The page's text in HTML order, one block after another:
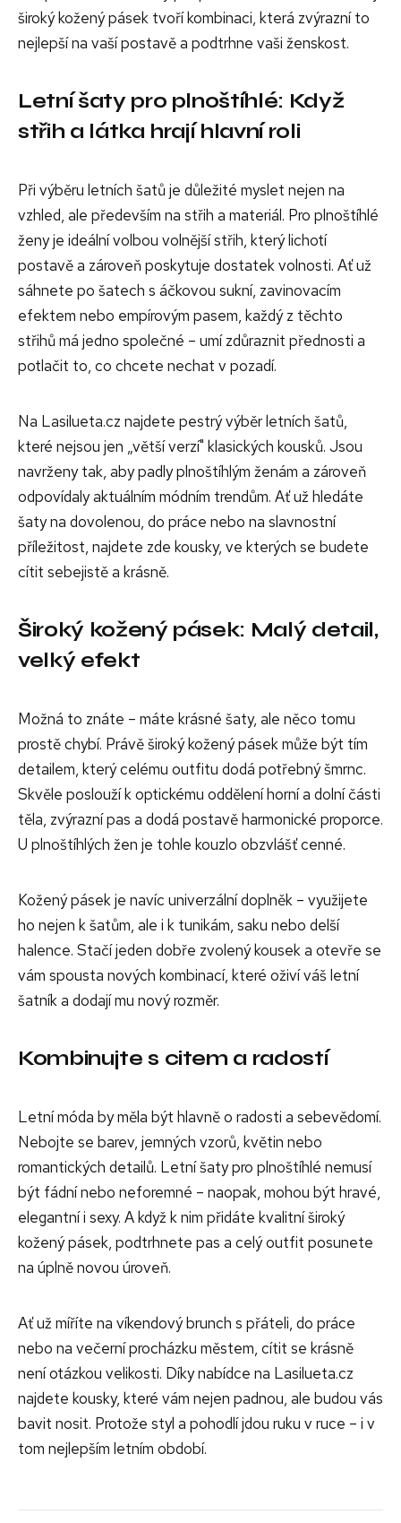
široký kožený pásek tvoří kombinaci, která zvýrazní to
nejlepší na vaší postavě a podtrhne vaši ženskost.
Letní šaty pro plnoštíhlé: Když
střih a látka hrají hlavní roli
Při výběru letních šatů je důležité myslet nejen na
vzhled, ale především na střih a materiál. Pro plnoštíhlé
ženy je ideální volbou volnější střih, který lichotí
postavě a zároveň poskytuje dostatek volnosti. Ať už
sáhnete po šatech s áčkovou sukní, zavinovacím
efektem nebo empírovým pasem, každý z těchto
střihů má jedno společné – umí zdůraznit přednosti a
potlačit to, co chcete nechat v pozadí.
Na Lasilueta.cz najdete pestrý výběr letních šatů,
které nejsou jen „větší verzí" klasických kousků. Jsou
navrženy tak, aby padly plnoštíhlým ženám a zároveň
odpovídaly aktuálním módním trendům. Ať už hledáte
šaty na dovolenou, do práce nebo na slavnostní
příležitost, najdete zde kousky, ve kterých se budete
cítit sebejistě a krásně.
Široký kožený pásek: Malý detail,
velký efekt
Možná to znáte – máte krásné šaty, ale něco tomu
prostě chybí. Právě široký kožený pásek může být tím
detailem, který celému outfitu dodá potřebný šmrnc.
Skvěle poslouží k optickému oddělení horní a dolní části
těla, zvýrazní pas a dodá postavě harmonické proporce.
U plnoštíhlých žen je tohle kouzlo obzvlášť cenné.
Kožený pásek je navíc univerzální doplněk – využijete
ho nejen k šatům, ale i k tunikám, saku nebo delší
halence. Stačí jeden dobře zvolený kousek a otevře se
vám spousta nových kombinací, které oživí váš letní
šatník a dodají mu nový rozměr.
Kombinujte s citem a radostí
Letní móda by měla být hlavně o radosti a sebevědomí.
Nebojte se barev, jemných vzorů, květin nebo
romantických detailů. Letní šaty pro plnoštíhlé nemusí
být fádní nebo neforemné – naopak, mohou být hravé,
elegantní i sexy. A když k nim přidáte kvalitní široký
kožený pásek, podtrhnete pas a celý outfit posunete
na úplně novou úroveň.
Ať už míříte na víkendový brunch s přáteli, do práce
nebo na večerní procházku městem, cítit se krásně
není otázkou velikosti. Díky nabídce na Lasilueta.cz
najdete kousky, které vám nejen padnou, ale budou vás
bavit nosit. Protože styl a pohodlí jdou ruku v ruce – i v
tom nejlepším letním období.